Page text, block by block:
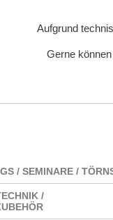
Aufgrund
Gerne
/ SEMINARE /
/